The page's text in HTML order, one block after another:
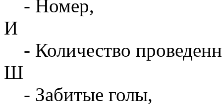
- Номер,
И
- Количество
Ш
- Забитые голы,